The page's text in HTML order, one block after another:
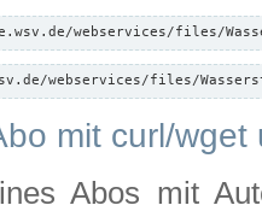
webservices/files/
webservices/files/
mit curl/
Abos mit